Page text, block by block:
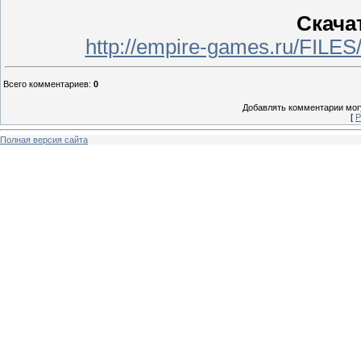
http://empire-games.ru/
Всего комментариев: 0
Добавлять комментарии
[
Полная версия сайта